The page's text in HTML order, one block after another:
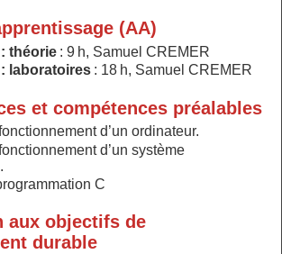
(AA)
théorie : 9 h, Samuel CREMER
laboratoires : 18 h, Samuel CREMER
et compétences préalables
d’un ordinateur.
d’un système
C
aux objectifs de
durable